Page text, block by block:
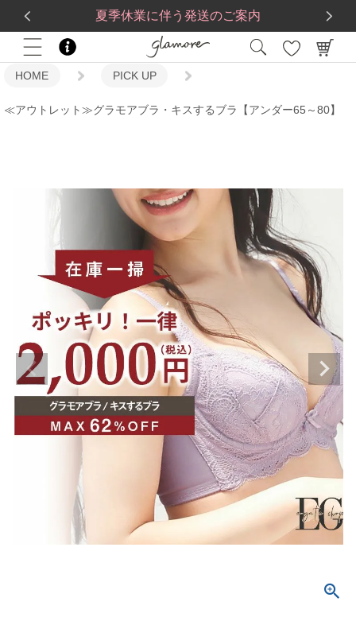
夏季休業に伴う発送のご案内
送料一律560円5,500 円(税込)以上で送料無料
HOME PICK UP
≪アウトレット≫グラモアブラ・キスするブラ【アンダー65～80】